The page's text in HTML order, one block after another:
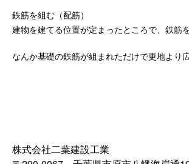
鉄筋を組む（配筋）
建物を建てる位置が定まったところで、鉄筋
なんか基礎の鉄筋が組まれただけで更地より
株式会社二葉建設工業